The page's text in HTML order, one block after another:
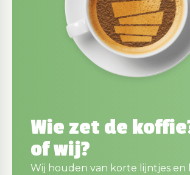
Wie zet de
of wij?
Wij houden van korte lijntjes en